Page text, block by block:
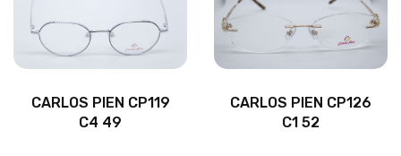
CARLOS PIEN CP119
C4 49
CARLOS PIEN CP126
C1 52